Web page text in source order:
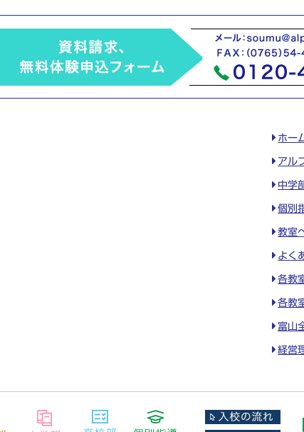
ホー
アル
中学
個別
教室
よく
各教
各教
富山
経営